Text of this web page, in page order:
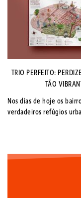
TRIO PERFEITO:
TÃO
Nos dias de hoje os
verdadeiros refúgios